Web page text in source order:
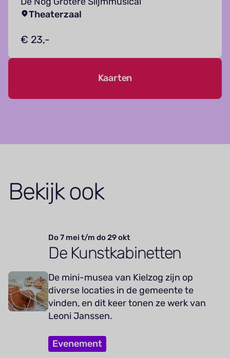
Theaterzaal
€ 23,-
Kaarten
Bekijk ook
Do 7 mei t/m do 29 okt
De Kunstkabinetten
De mini-musea van Kielzog zijn op
diverse locaties in de gemeente te
vinden, en dit keer tonen ze werk van
Leoni Janssen.
Evenement